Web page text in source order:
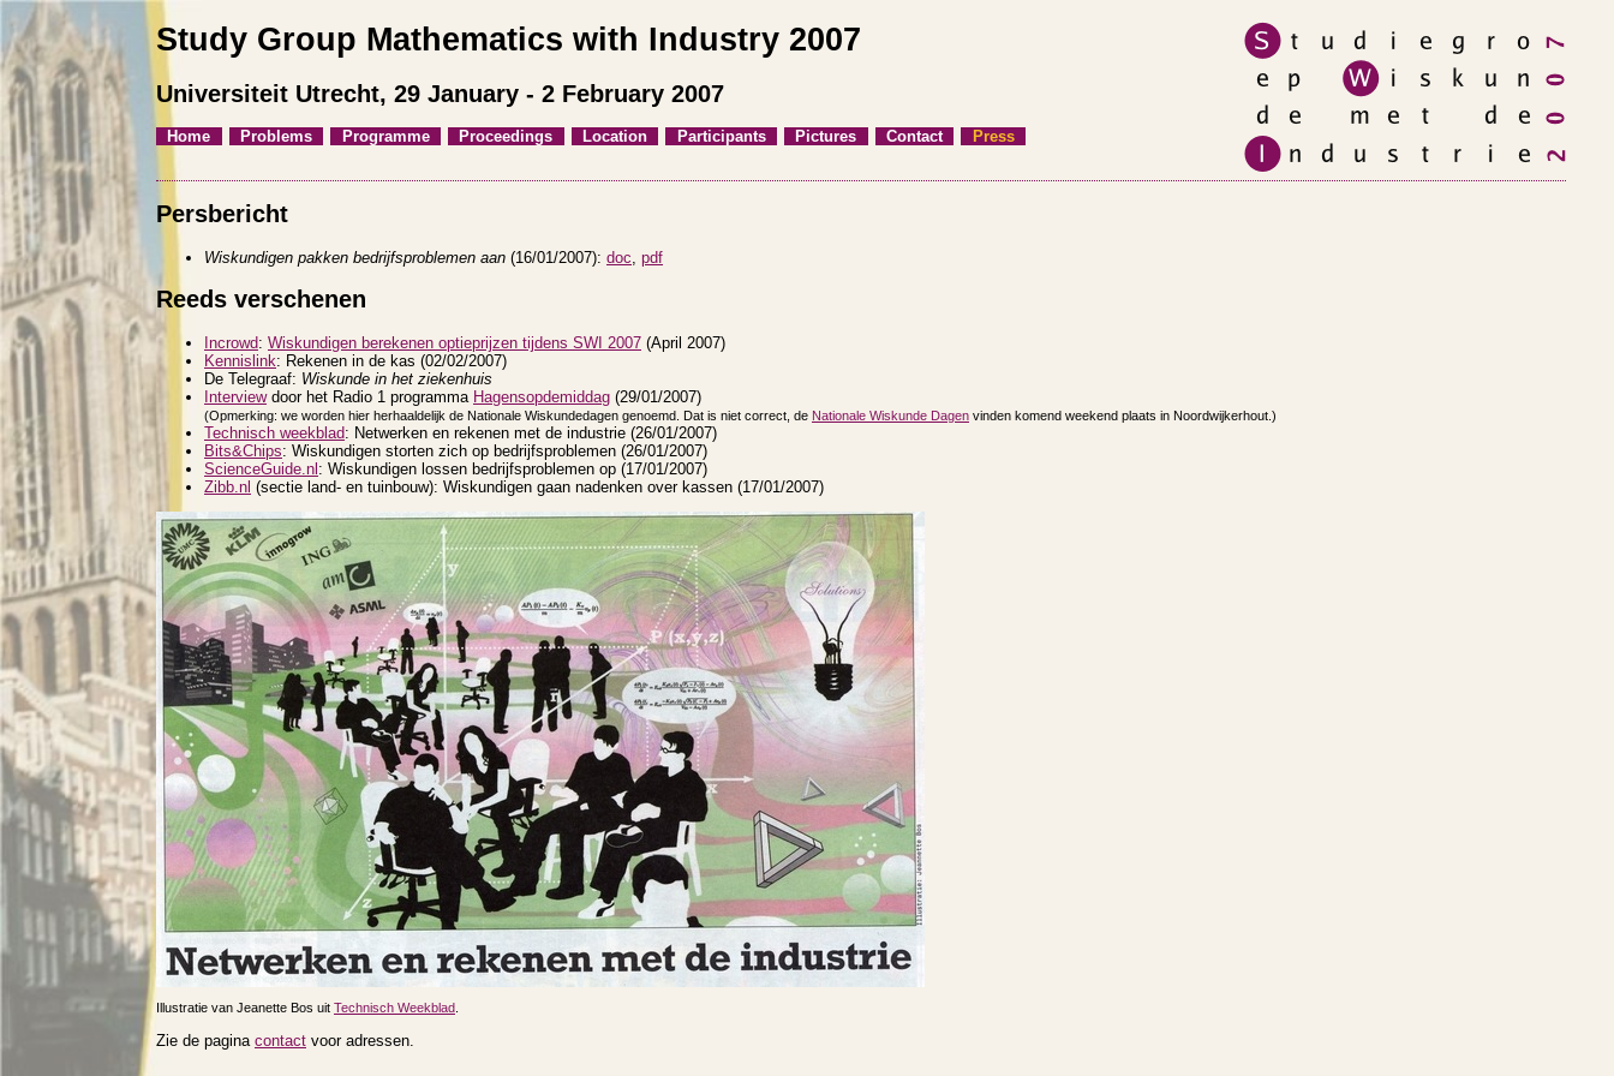
Study Group Mathematics with Industry 2007
Universiteit Utrecht, 29 January - 2 February 2007
Home Problems Programme Proceedings Location Participants Pictures Contact Press
Persbericht
Wiskundigen pakken bedrijfsproblemen aan (16/01/2007): doc pdf
Reeds verschenen
Incrowd: Wiskundigen berekenen optieprijzen tijdens SWI 2007 (April 2007)
Kennislink: Rekenen in de kas (02/02/2007)
De Telegraaf: Wiskunde in het ziekenhuis
Interviewdoor het Radio 1 programma Hagensopdemiddag (29/01/2007)
(Opmerking: we worden hier herhaaldelijk de Nationale Wiskundedagen genoemd. Dat is niet correct, de Nationale Wiskunde Dagen vinden komend weekend plaats in Noordwijkerhout.)
Technisch weekblad: Netwerken en rekenen met de industrie (26/01/2007)
Bits&Chips: Wiskundigen storten zich op bedrijfsproblemen (26/01/2007)
ScienceGuide.nl : Wiskundigen lossen bedrijfsproblemen op (17/01/2007)
Zibb.nl (sectie land- en tuinbouw): Wiskundigen gaan nadenken over kassen (17/01/2007)
Illustratie van Jeanette Bos uit Technisch Weekblad
Zie de pagina contact voor adressen.